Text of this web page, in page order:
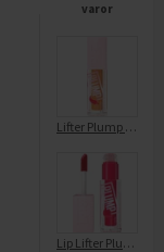
varor
Lifter Plump Hot Honey 008
Lip Lifter Plump Red Flag 004